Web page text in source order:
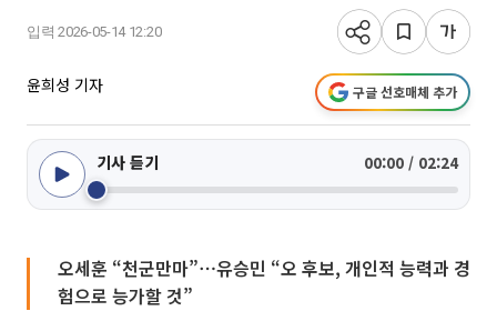
입력 2026-05-14 12:20
윤희성 기자 구글 선호매체 추가
기사 듣기 00:00 / 02:24
오세훈 “천군만마”⋯유승민 “오 후보, 개인적 능력과 경
험으로 능가할 것”